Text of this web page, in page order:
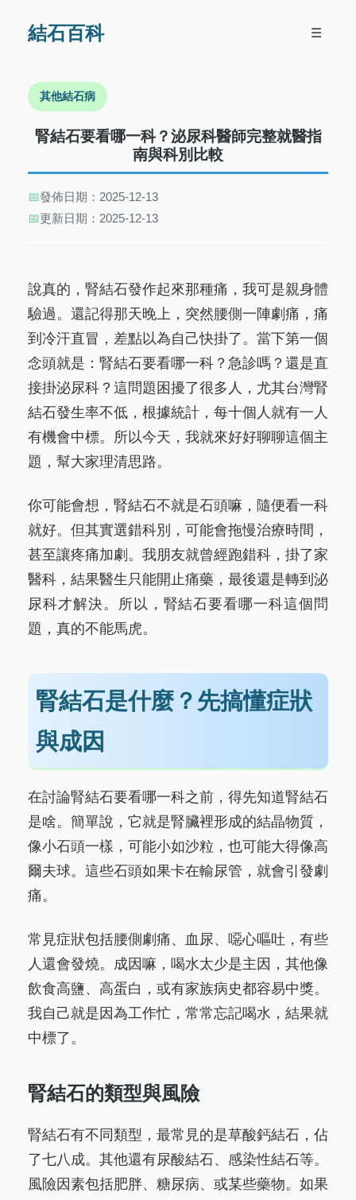
結石百科 ☰
其他結石病
腎結石要看哪一科？泌尿科醫師完整就醫指
南與科別比較
📅發佈日期：2025-12-13
📅更新日期：2025-12-13
說真的，腎結石發作起來那種痛，我可是親身體
驗過。還記得那天晚上，突然腰側一陣劇痛，痛
到冷汗直冒，差點以為自己快掛了。當下第一個
念頭就是：腎結石要看哪一科？急診嗎？還是直
接掛泌尿科？這問題困擾了很多人，尤其台灣腎
結石發生率不低，根據統計，每十個人就有一人
有機會中標。所以今天，我就來好好聊聊這個主
題，幫大家理清思路。
你可能會想，腎結石不就是石頭嘛，隨便看一科
就好。但其實選錯科別，可能會拖慢治療時間，
甚至讓疼痛加劇。我朋友就曾經跑錯科，掛了家
醫科，結果醫生只能開止痛藥，最後還是轉到泌
尿科才解決。所以，腎結石要看哪一科這個問
題，真的不能馬虎。
腎結石是什麼？先搞懂症狀
與成因
在討論腎結石要看哪一科之前，得先知道腎結石
是啥。簡單說，它就是腎臟裡形成的結晶物質，
像小石頭一樣，可能小如沙粒，也可能大得像高
爾夫球。這些石頭如果卡在輸尿管，就會引發劇
痛。
常見症狀包括腰側劇痛、血尿、噁心嘔吐，有些
人還會發燒。成因嘛，喝水太少是主因，其他像
飲食高鹽、高蛋白，或有家族病史都容易中獎。
我自己就是因為工作忙，常常忘記喝水，結果就
中標了。
腎結石的類型與風險
腎結石有不同類型，最常見的是草酸鈣結石，佔
了七八成。其他還有尿酸結石、感染性結石等。
風險因素包括肥胖、糖尿病、或某些藥物。如果